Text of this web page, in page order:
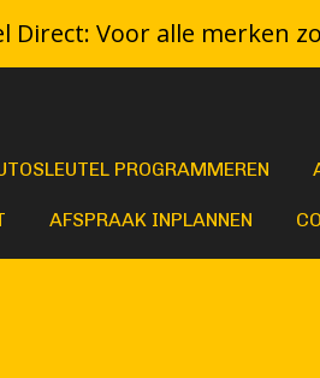
Direct: Voor alle merken
PROGRAMMEREN
AFSPRAAK INPLANNEN